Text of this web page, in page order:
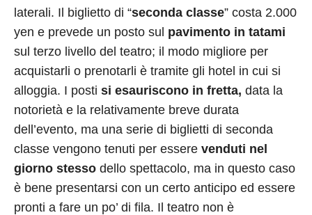
laterali. Il biglietto di “seconda classe” costa 2.000
yen e prevede un posto sul pavimento in tatami
sul terzo livello del teatro; il modo migliore per
acquistarli o prenotarli è tramite gli hotel in cui si
alloggia. I posti si esauriscono in fretta, data la
notorietà e la relativamente breve durata
dell’evento, ma una serie di biglietti di seconda
classe vengono tenuti per essere venduti nel
giorno stesso dello spettacolo, ma in questo caso
è bene presentarsi con un certo anticipo ed essere
pronti a fare un po’ di fila. Il teatro non è